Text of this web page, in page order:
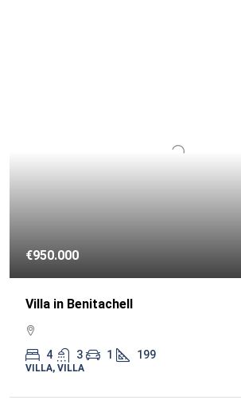
€950.000
Villa in Benitachell
4 3 1 199
VILLA, VILLA